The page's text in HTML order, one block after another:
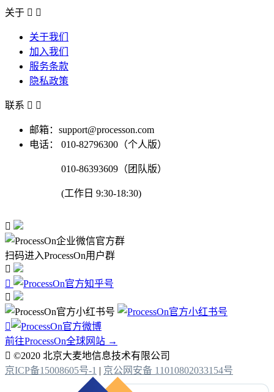
关于  
关于我们
加入我们
服务条款
隐私政策
联系  
邮箱：support@processon.com
电话：
010-82796300（个人版）
010-86393609（团队版）
(工作日 9:30-18:30)

扫码进入ProcessOn用户群




前往ProcessOn全球网站 →
 ©2020 北京大麦地信息技术有限公司
京ICP备15008605号-1 | 京公网安备 11010802033154号